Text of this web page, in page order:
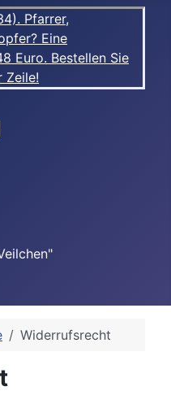
Pfarrer,
Eine
Euro. Bestellen Sie
Zeile!
Widerrufsrecht